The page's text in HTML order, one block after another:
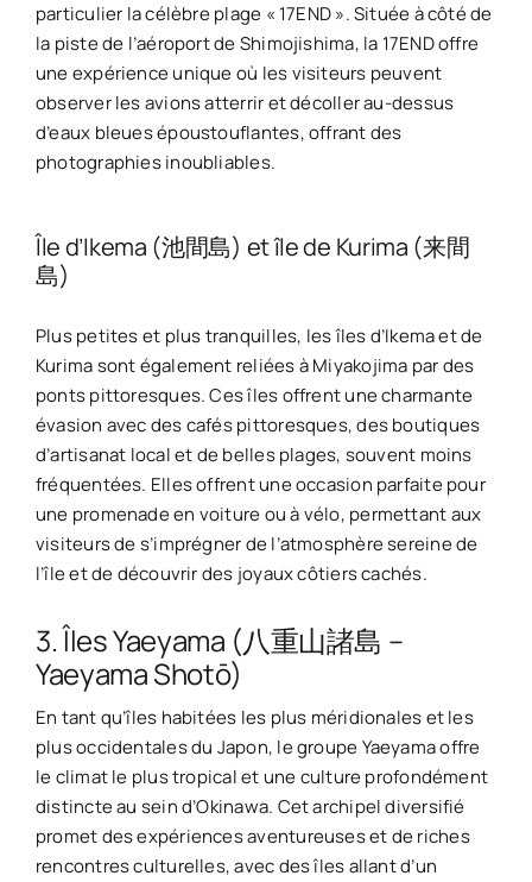
particulier la célèbre plage « 17END ». Située à côté de
la piste de l’aéroport de Shimojishima, la 17END offre
une expérience unique où les visiteurs peuvent
observer les avions atterrir et décoller au-dessus
d’eaux bleues époustouflantes, offrant des
photographies inoubliables.
Île d’Ikema (池間島) et île de Kurima (来間
島)
Plus petites et plus tranquilles, les îles d’Ikema et de
Kurima sont également reliées à Miyakojima par des
ponts pittoresques. Ces îles offrent une charmante
évasion avec des cafés pittoresques, des boutiques
d’artisanat local et de belles plages, souvent moins
fréquentées. Elles offrent une occasion parfaite pour
une promenade en voiture ou à vélo, permettant aux
visiteurs de s’imprégner de l’atmosphère sereine de
l’île et de découvrir des joyaux côtiers cachés.
3. Îles Yaeyama (八重山諸島 –
Yaeyama Shotō)
En tant qu’îles habitées les plus méridionales et les
plus occidentales du Japon, le groupe Yaeyama offre
le climat le plus tropical et une culture profondément
distincte au sein d’Okinawa. Cet archipel diversifié
promet des expériences aventureuses et de riches
rencontres culturelles, avec des îles allant d’un